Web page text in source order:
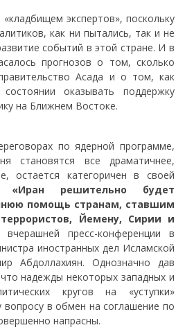
экспертов», поскольку
как ни пытались, так и не
событий в этой стране. И в
прогнозов о том, сколько
Асада и о том, как
оказывать поддержку
на Ближнем Востоке.
по ядерной программе,
становятся все драматичнее,
остается категоричен в своей
«Иран решительно будет
помощь странам, ставшим
Йемену, Сирии и
пресс-конференции в
иностранных дел Исламской
Абдоллахиян. Однозначно дав
надежды некоторых западных и
кругов на «уступки»
вопросу в обмен на соглашение по
напрасны.